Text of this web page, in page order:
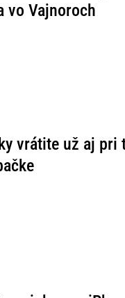
vo Vajnoroch
vrátite už aj pri